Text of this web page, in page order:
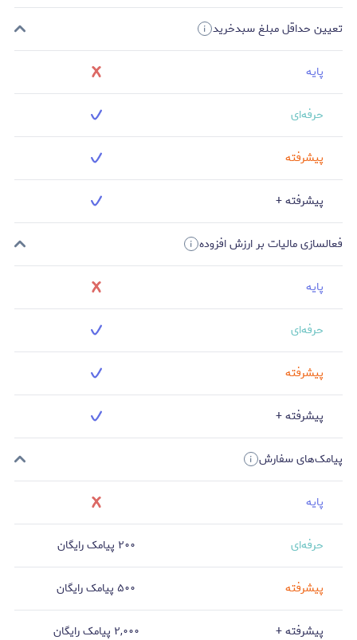
تعیین حداقل مبلغ سبدخرید
پایه
حرفه‌ای
پیشرفته
پیشرفته +
فعالسازی مالیات بر ارزش افزوده
پایه
حرفه‌ای
پیشرفته
پیشرفته +
پیامک‌های سفارش
پایه
حرفه‌ای ۲۰۰ پیامک رایگان
پیشرفته ۵۰۰ پیامک رایگان
پیشرفته + ۲,۰۰۰ پیامک رایگان